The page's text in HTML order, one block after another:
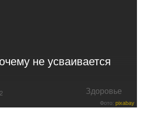
не усваивается
Здоровье
Фото: pixabay